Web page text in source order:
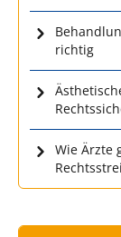
richtig
Wie Ärzte